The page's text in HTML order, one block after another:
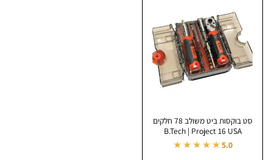
סט בוקסות ביט משולב 78 חלקים
B.Tech | Project 16 USA
★★★★★